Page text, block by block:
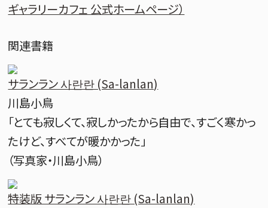
ギャラリーカフェ 公式ホームページ）
関連書籍
サランラン 사란란 (Sa-lanlan)
川島小鳥
「とても寂しくて、寂しかったから自由で、すごく寒かっ
たけど、すべてが暖かかった」
（写真家・川島小鳥）
特装版 サランラン 사란란 (Sa-lanlan)